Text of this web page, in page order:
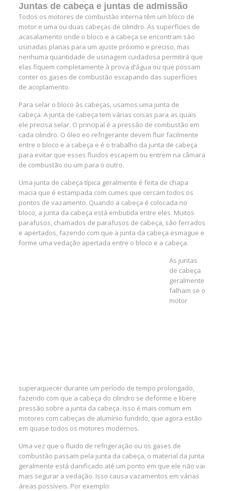
Juntas de cabeça e juntas de admissão
Todos os motores de combustão interna têm um bloco de
motor e uma ou duas cabeças de cilindro. As superfícies de
acasalamento onde o bloco e a cabeça se encontram são
usinadas planas para um ajuste próximo e preciso, mas
nenhuma quantidade de usinagem cuidadosa permitirá que
elas fiquem completamente à prova d’água ou que possam
conter os gases de combustão escapando das superfícies
de acoplamento.
Para selar o bloco às cabeças, usamos uma junta de
cabeça. A junta de cabeça tem várias coisas para as quais
ele precisa selar. O principal é a pressão de combustão em
cada cilindro. O óleo eo refrigerante devem fluir facilmente
entre o bloco e a cabeça e é o trabalho da junta de cabeça
para evitar que esses fluidos escapem ou entrem na câmara
de combustão ou um para o outro.
Uma junta de cabeça típica geralmente é feita de chapa
macia que é estampada com cumes que cercam todos os
pontos de vazamento. Quando a cabeça é colocada no
bloco, a junta da cabeça está embutida entre eles. Muitos
parafusos, chamados de parafusos de cabeça, são ferrados
e apertados, fazendo com que a junta da cabeça esmague e
forme uma vedação apertada entre o bloco e a cabeça.
As juntas
de cabeça
geralmente
falham se o
motor
superaquecer durante um período de tempo prolongado,
fazendo com que a cabeça do cilindro se deforme e libere
pressão sobre a junta da cabeça. Isso é mais comum em
motores com cabeças de alumínio fundido, que agora estão
em quase todos os motores modernos.
Uma vez que o fluido de refrigeração ou os gases de
combustão passam pela junta da cabeça, o material da junta
geralmente está danificado até um ponto em que ele não vai
mais segurar a vedação. Isso causa vazamentos em várias
áreas possíveis. Por exemplo: